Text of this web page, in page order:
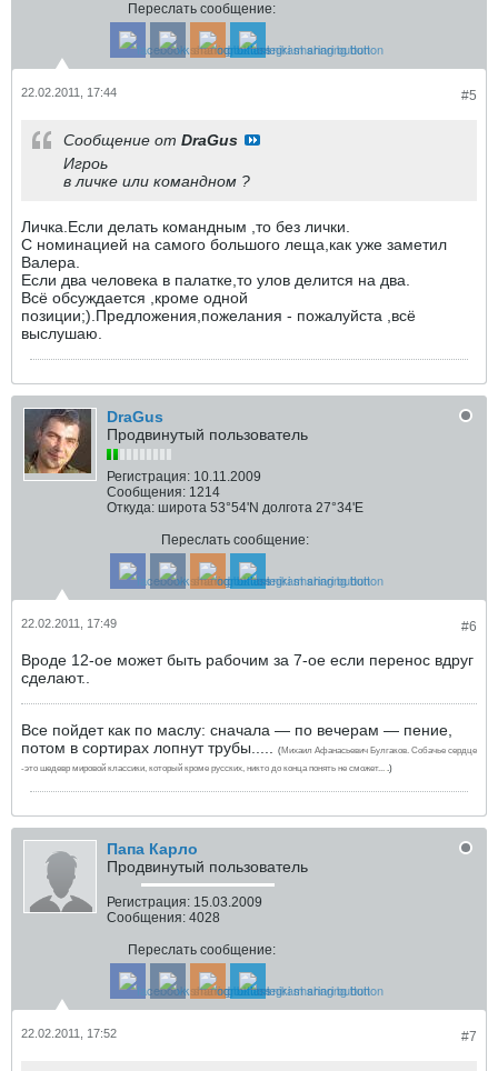
Переслать сообщение:
#5
22.02.2011, 17:44
Сообщение от DraGus
Игроь
в личке или командном ?
Личка.Если делать командным ,то без лички.
С номинацией на самого большого леща,как уже заметил
Валера.
Если два человека в палатке,то улов делится на два.
Всё обсуждается ,кроме одной
позиции;).Предложения,пожелания - пожалуйста ,всё
выслушаю.
DraGus
Продвинутый пользователь
Регистрация: 10.11.2009
Сообщения: 1214
Откуда: широта 53°54'N долгота 27°34'E
Переслать сообщение:
#6
22.02.2011, 17:49
Вроде 12-ое может быть рабочим за 7-ое если перенос вдруг
сделают..
Все пойдет как по маслу: сначала — по вечерам — пение,
потом в сортирах лопнут трубы..... (Михаил Афанасьевич Булгаков. Собачье сердце
-это шедевр мировой классики, который кроме русских, никто до конца понять не сможет.....)
Папа Карло
Продвинутый пользователь
Регистрация: 15.03.2009
Сообщения: 4028
Переслать сообщение:
#7
22.02.2011, 17:52